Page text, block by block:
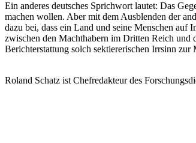
Ein anderes deutsches Sprichwort lautet: Das
machen wollen. Aber mit dem Ausblenden der
dazu bei, dass ein Land und seine Menschen auf
zwischen den Machthabern im Dritten Reich und
Berichterstattung solch sektiererischen Irrsinn zur
Roland Schatz ist Chefredakteur des